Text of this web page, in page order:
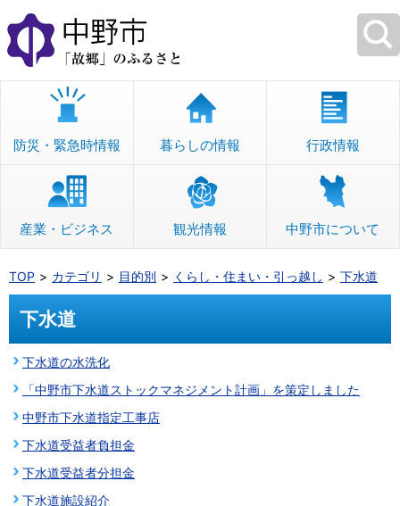
本
文
へ
移
防災・緊急時情報 暮らしの情報 行政情報
産業・ビジネス 観光情報 中野市について
TOP カテゴリ 目的別 くらし・住まい・引っ越し 下水道
下水道
下水道の水洗化
「中野市下水道ストックマネジメント計画」を策定しました
中野市下水道指定工事店
下水道受益者負担金
下水道受益者分担金
下水道施設紹介